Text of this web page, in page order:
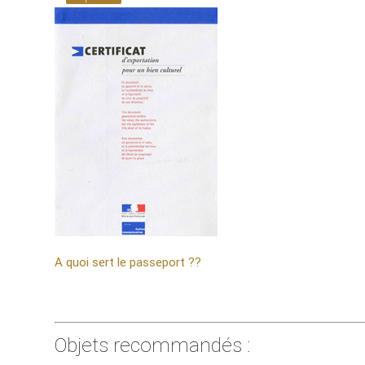
A quoi sert le passeport ??
Objets recommandés :